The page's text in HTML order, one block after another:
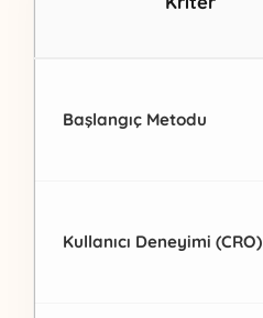
Başlangıç Metodu
Kullanıcı Deneyimi (CRO)